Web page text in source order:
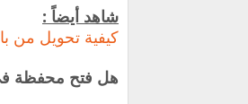
شاهد أيضاً :
كيفية تحويل من
هل فتح محفظة